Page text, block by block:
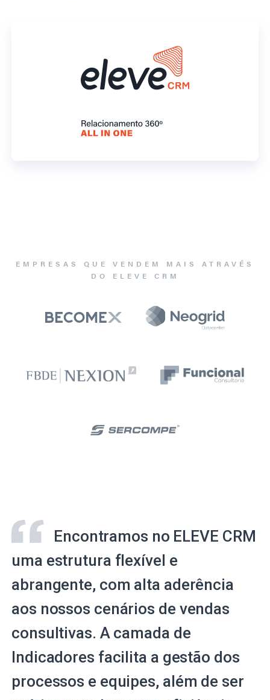
EMPRESAS QUE VENDEM MAIS ATRAVÉS
DO ELEVE CRM
Encontramos no ELEVE CRM
uma estrutura flexível e
abrangente, com alta aderência
aos nossos cenários de vendas
consultivas. A camada de
Indicadores facilita a gestão dos
processos e equipes, além de ser